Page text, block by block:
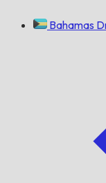
Bahamas